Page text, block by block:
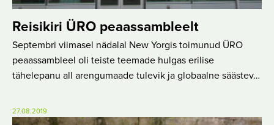
Reisikiri ÜRO peaassambleelt
Septembri viimasel nädalal New Yorgis toimunud ÜRO
peaassambleel oli teiste teemade hulgas erilise
tähelepanu all arengumaade tulevik ja globaalne säästev…
27.08.2019